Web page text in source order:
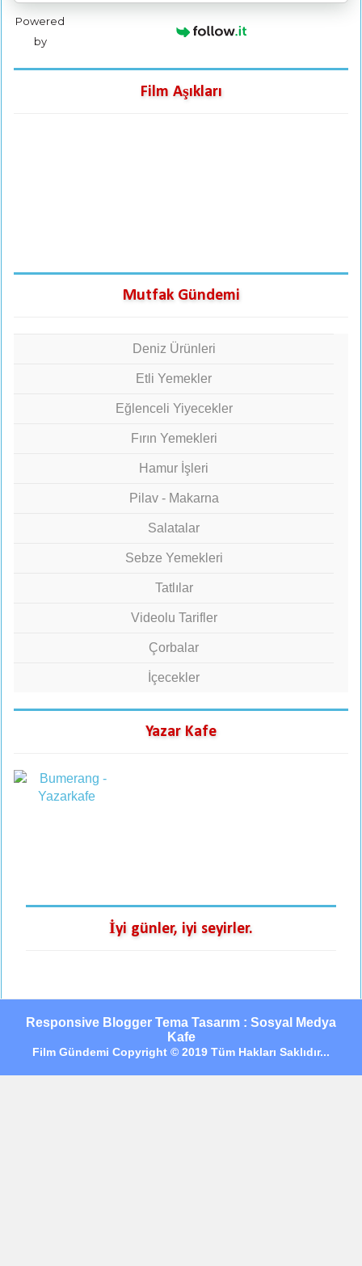
Powered
by
Film Aşıkları
Mutfak Gündemi
Deniz Ürünleri
Etli Yemekler
Eğlenceli Yiyecekler
Fırın Yemekleri
Hamur İşleri
Pilav - Makarna
Salatalar
Sebze Yemekleri
Tatlılar
Videolu Tarifler
Çorbalar
İçecekler
Yazar Kafe
İyi günler, iyi seyirler.
Responsive Blogger Tema Tasarım : Sosyal Medya
Kafe
Film Gündemi Copyright © 2019 Tüm Hakları Saklıdır...